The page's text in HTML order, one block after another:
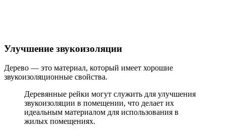
Улучшение звукоизоляции
Дерево — это материал, который имеет хорошие
звукоизоляционные свойства.
Деревянные рейки могут служить для улучшения
звукоизоляции в помещении, что делает их
идеальным материалом для использования в
жилых помещениях.